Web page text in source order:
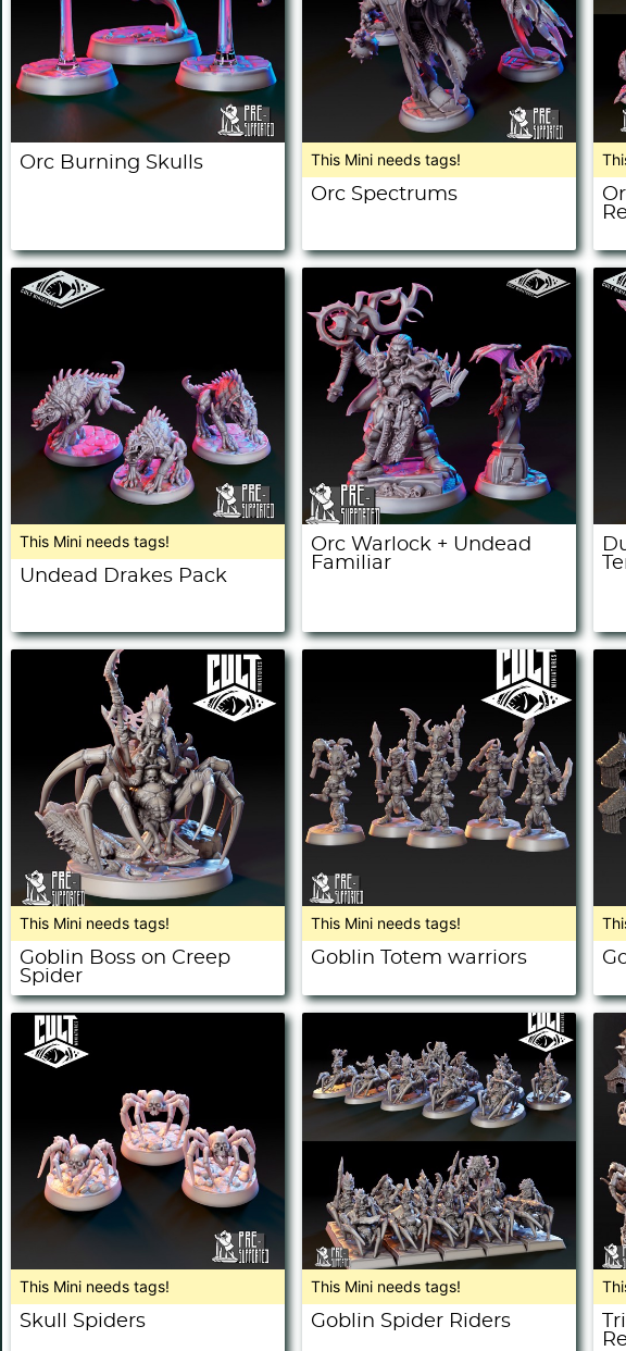
Orc Burning Skulls This Mini needs tags!
Orc Spectrums
This Mini needs tags!
Undead Drakes Pack
Orc Warlock + Undead
Familiar
This Mini needs tags!
Goblin Boss on Creep
Spider
This Mini needs tags!
Goblin Totem warriors
This Mini needs tags!
Skull Spiders
This Mini needs tags!
Goblin Spider Riders